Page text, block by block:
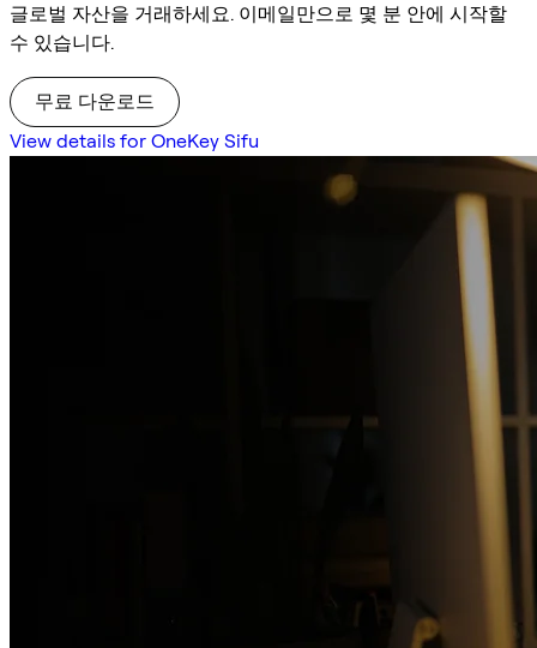
글로벌 자산을 거래하세요. 이메일만으로 몇 분 안에 시작할
수 있습니다.
무료 다운로드
View details for OneKey Sifu